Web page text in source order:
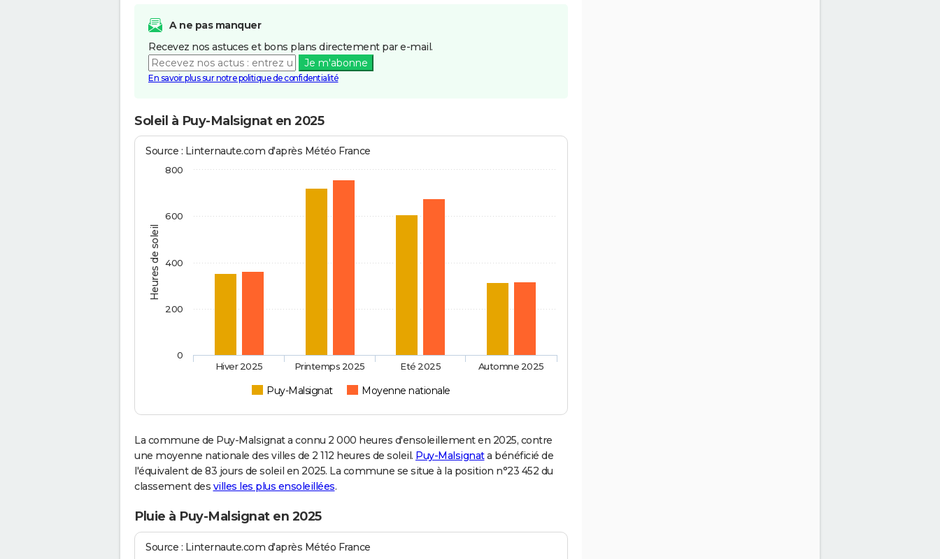
A ne pas manquer
Recevez nos astuces et bons plans directement par e-mail.
Je m'abonne
En savoir plus sur notre politique de confidentialité
Soleil à Puy-Malsignat en 2025
Heures de soleil
Source : Linternaute.com d'après Météo France
Puy-Malsignat Moyenne nationale
Hiver 2025 Printemps 2025 Eté 2025 Automne 2025
0
200
400
600
800
La commune de Puy-Malsignat a connu 2 000 heures d'ensoleillement en 2025, contre
une moyenne nationale des villes de 2 112 heures de soleil. Puy-Malsignata bénéficié de
l'équivalent de 83 jours de soleil en 2025. La commune se situe à la position n°23 452 du
classement des villes les plus ensoleillées.
Pluie à Puy-Malsignat en 2025
Source : Linternaute.com d'après Météo France